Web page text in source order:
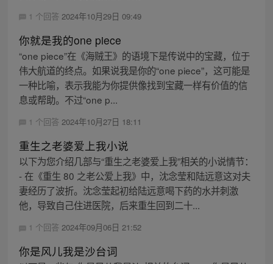
1 个回答 2024年10月29日 09:49
你就是我的one piece
“one piece”在《海贼王》的语境下是传说中的宝藏，位于
伟大航道的终点。如果说我是你的“one piece”，这可能是
一种比喻，表示我能为你提供像找到宝藏一样有价值的信
息或帮助。不过“one p...
1 个回答 2024年10月27日 18:11
重生之老婆爱上我小说
以下为您介绍几部与“重生之老婆爱上我”相关的小说情节：
- 在《重生 80 之老公爱上我》中，沈念莹和陆远意这对夫
妻经历了波折。沈念莹起初给陆远意喝下药的水并刺激
他，导致自己住进医院，后来重生回到二十...
1 个回答 2024年09月06日 21:52
你是风儿我是沙台词